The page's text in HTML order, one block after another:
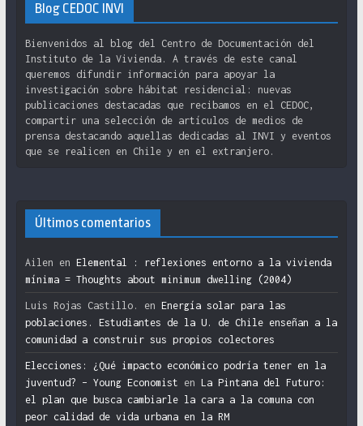
Blog CEDOC INVI
Bienvenidos al blog del Centro de Documentación del
Instituto de la Vivienda. A través de este canal
queremos difundir información para apoyar la
investigación sobre hábitat residencial: nuevas
publicaciones destacadas que recibamos en el CEDOC,
compartir una selección de artículos de medios de
prensa destacando aquellas dedicadas al INVI y eventos
que se realicen en Chile y en el extranjero.
Últimos comentarios
Ailen en Elemental : reflexiones entorno a la vivienda
mínima = Thoughts about minimum dwelling (2004)
Luis Rojas Castillo. en Energía solar para las
poblaciones. Estudiantes de la U. de Chile enseñan a la
comunidad a construir sus propios colectores
Elecciones: ¿Qué impacto económico podría tener en la
juventud? – Young Economist en La Pintana del Futuro:
el plan que busca cambiarle la cara a la comuna con
peor calidad de vida urbana en la RM